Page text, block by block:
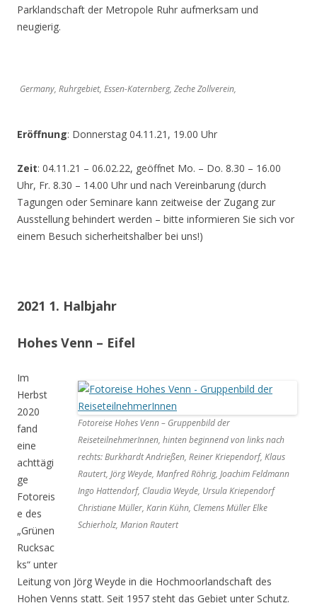
Parklandschaft der Metropole Ruhr aufmerksam und
neugierig.
Germany, Ruhrgebiet, Essen-Katernberg, Zeche Zollverein,
Eröffnung: Donnerstag 04.11.21, 19.00 Uhr
Zeit: 04.11.21 – 06.02.22, geöffnet Mo. – Do. 8.30 – 16.00
Uhr, Fr. 8.30 – 14.00 Uhr und nach Vereinbarung (durch
Tagungen oder Seminare kann zeitweise der Zugang zur
Ausstellung behindert werden – bitte informieren Sie sich vor
einem Besuch sicherheitshalber bei uns!)
2021 1. Halbjahr
Hohes Venn – Eifel
Fotoreise Hohes Venn – Gruppenbild der
ReiseteilnehmerInnen, hinten beginnend von links nach
rechts: Burkhardt Andrießen, Reiner Kriependorf, Klaus
Rautert, Jörg Weyde, Manfred Röhrig, Joachim Feldmann
Ingo Hattendorf, Claudia Weyde, Ursula Kriependorf
Christiane Müller, Karin Kühn, Clemens Müller Elke
Schierholz, Marion Rautert
Im
Herbst
2020
fand
eine
achttägi
ge
Fotoreis
e des
„Grünen
Rucksac
ks“ unter
Leitung von Jörg Weyde in die Hochmoorlandschaft des
Hohen Venns statt. Seit 1957 steht das Gebiet unter Schutz.